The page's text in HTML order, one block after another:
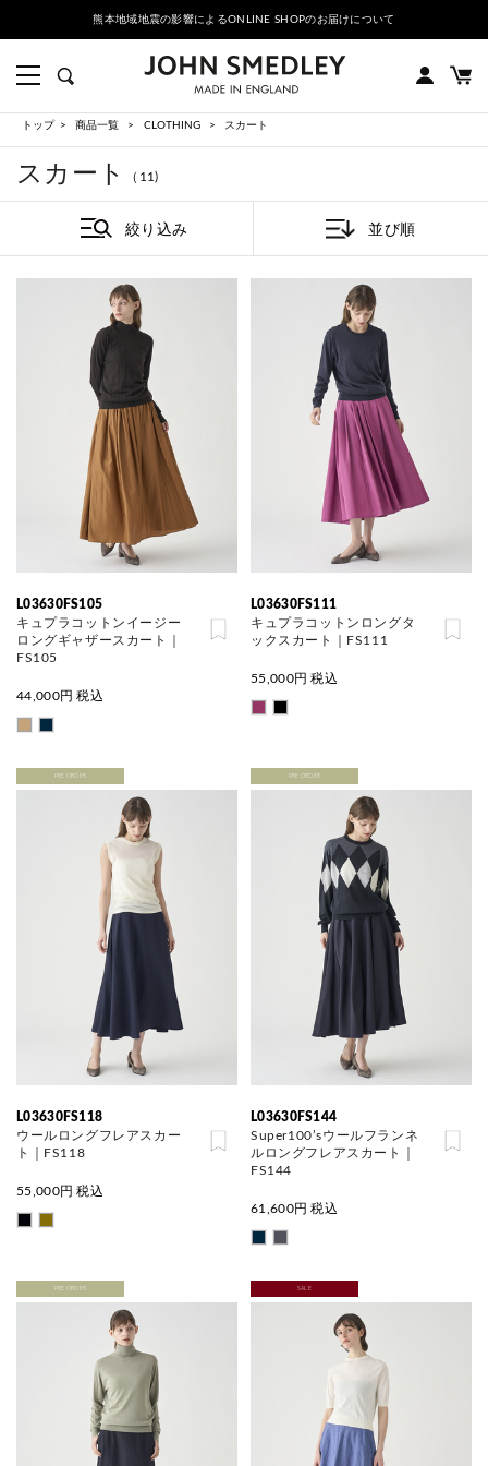
熊本地域地震の影響によるONLINE SHOPのお届けについて
トップ 商品一覧 CLOTHING スカート
スカート （11)
絞り込み 並び順
L03630FS105
キュプラコットンイージー
ロングギャザースカート｜
FS105
44,000円 税込
L03630FS111
キュプラコットンロングタ
ックスカート｜FS111
55,000円 税込
PRE ORDER
L03630FS118
ウールロングフレアスカー
ト｜FS118
55,000円 税込
PRE ORDER
L03630FS144
Super100’sウールフランネ
ルロングフレアスカート｜
FS144
61,600円 税込
PRE ORDER SALE